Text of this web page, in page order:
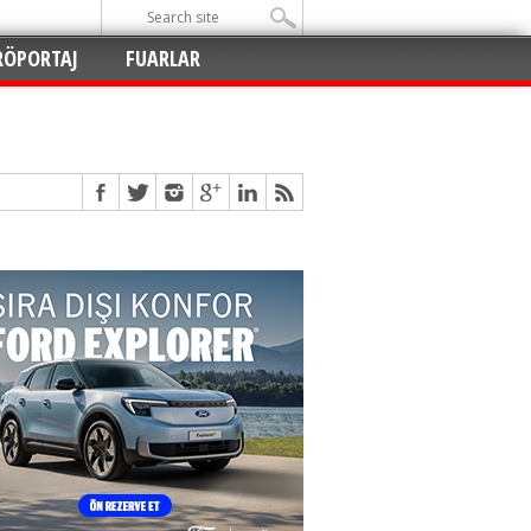
FUARLAR